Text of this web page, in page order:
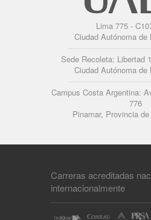
Lima 775 -
Ciudad Autónoma de
Sede Recoleta: Libertad
Ciudad Autónoma de
Campus Costa Argentina:
776
Pinamar, Provincia
Carreras acreditadas
internacionalmente